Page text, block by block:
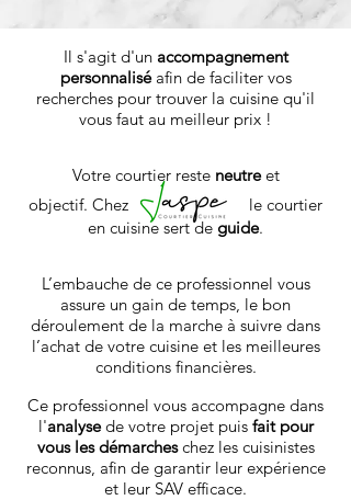
Il s'agit d'un accompagnement
personnaliséafin de faciliter vos
recherches pour trouver la cuisine qu'il
vous faut au meilleur prix !
Votre courtier reste neutreet
objectif. Chez
le courtier
en cuisine sert de guide.
L’embauche de ce professionnel vous
assure un gain de temps, le bon
déroulement de la marche à suivre dans
l’achat de votre cuisine et les meilleures
conditions financières.
Ce professionnel vous accompagne dans
l'analysede votre projet puis fait pour
vous les démarcheschez les cuisinistes
reconnus, afin de garantir leur expérience
et leur SAV efficace.